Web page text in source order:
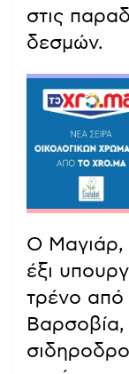
στις
δεσμών.
Ο Μαγιάρ,
έξι
τρένο από
Βαρσοβία,